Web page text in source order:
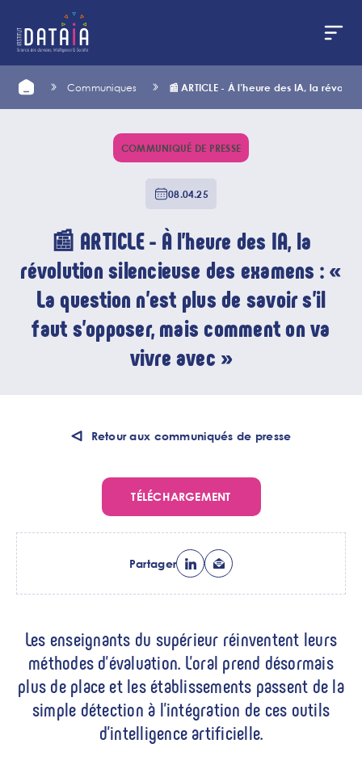
contenu
Communiques 📰 ARTICLE - À l’heure des IA, la
COMMUNIQUÉ DE PRESSE
08.04.25
📰 ARTICLE - À l’heure des IA, la
révolution silencieuse des examens : «
La question n’est plus de savoir s’il
faut s’opposer, mais comment on va
vivre avec »
Retour aux communiqués de presse
TÉLÉCHARGEMENT
Partager
Chapo
Les enseignants du supérieur réinventent leurs
méthodes d’évaluation. L’oral prend désormais
plus de place et les établissements passent de la
simple détection à l’intégration de ces outils
d’intelligence artificielle.
Panneau de gestion des cookies